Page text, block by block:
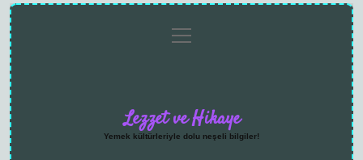
menüyü
aç
Lezzet ve Hikaye
Yemek kültürleriyle dolu neşeli bilgiler!